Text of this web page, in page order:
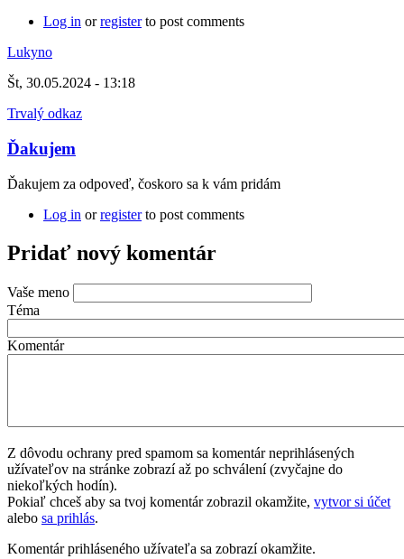
Log in orregisterto post comments
Lukyno
Št, 30.05.2024 - 13:18
Trvalý odkaz
Ďakujem
Ďakujem za odpoveď, čoskoro sa k vám pridám
Log in orregisterto post comments
Pridať nový komentár
Vaše meno
Téma
Komentár
Z dôvodu ochrany pred spamom sa komentár neprihlásených
užívateľov na stránke zobrazí až po schválení (zvyčajne do
niekoľkých hodín).
Pokiaľ chceš aby sa tvoj komentár zobrazil okamžite, vytvor si účet
alebo sa prihlás.
Komentár prihláseného užívateľa sa zobrazí okamžite.